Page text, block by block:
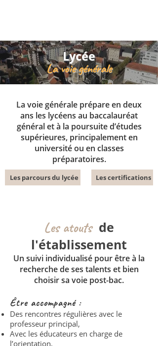
Lycée
La voie générale
La voie générale prépare en deux
ans les lycéens au baccalauréat
général et à la poursuite d’études
supérieures, principalement en
université ou en classes
préparatoires.
Les parcours du lycée Les certifications
Les atouts de
l'établissement
Un suivi individualisé pour être à la
recherche de ses talents et bien
choisir sa voie post-bac.
Être accompagné :
Des rencontres régulières avec le
professeur principal,
Avec les éducateurs en charge de
l’orientation,